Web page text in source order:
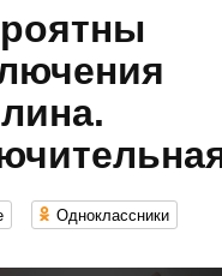
Одноклассники